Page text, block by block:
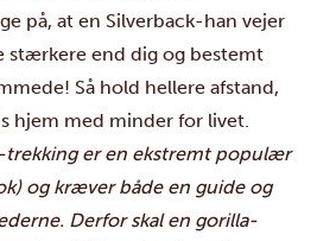
på, at en Silverback-han vejer
stærkere end dig og bestemt
Så hold hellere afstand,
hjem med minder for livet.
trekking er en ekstremt populær
og kræver både en guide og
Derfor skal en gorilla-